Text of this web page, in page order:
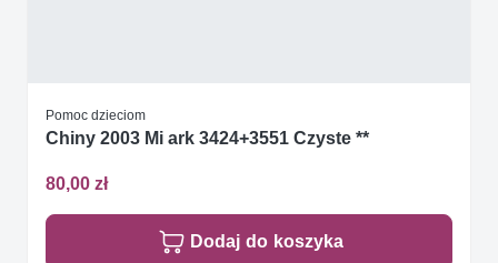
Pomoc dzieciom
Chiny 2003 Mi ark 3424+3551 Czyste **
80,00 zł
Dodaj do koszyka